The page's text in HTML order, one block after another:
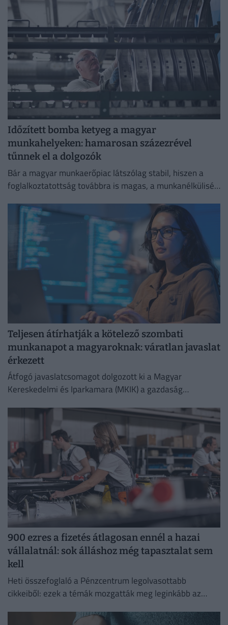
Időzített bomba ketyeg a magyar
munkahelyeken: hamarosan százezrével
tűnnek el a dolgozók
Bár a magyar munkaerőpiac látszólag stabil, hiszen a
foglalkoztatottság továbbra is magas, a munkanélküliség
Teljesen átírhatják a kötelező szombati
munkanapot a magyaroknak: váratlan javaslat
érkezett
Átfogó javaslatcsomagot dolgozott ki a Magyar
Kereskedelmi és Iparkamara (MKIK) a gazdaság
kezelése érdekében.
900 ezres a fizetés átlagosan ennél a hazai
vállalatnál: sok álláshoz még tapasztalat sem
kell
Heti összefoglaló a Pénzcentrum legolvasottabb
cikkeiből: ezek a témák mozgatták meg leginkább az